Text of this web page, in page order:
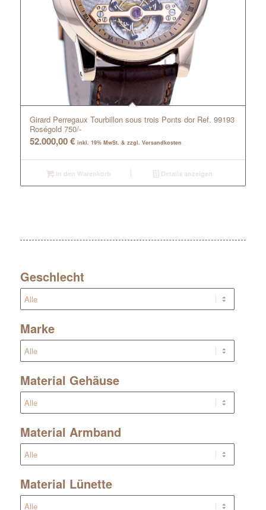
Girard Perregaux Tourbillon sous trois Ponts dor Ref. 99193
Roségold 750/-
52.000,00€ inkl. 19% MwSt. & zzgl. Versandkosten
In den Warenkorb Details anzeigen
Geschlecht
Marke
Material Gehäuse
Material Armband
Material Lünette